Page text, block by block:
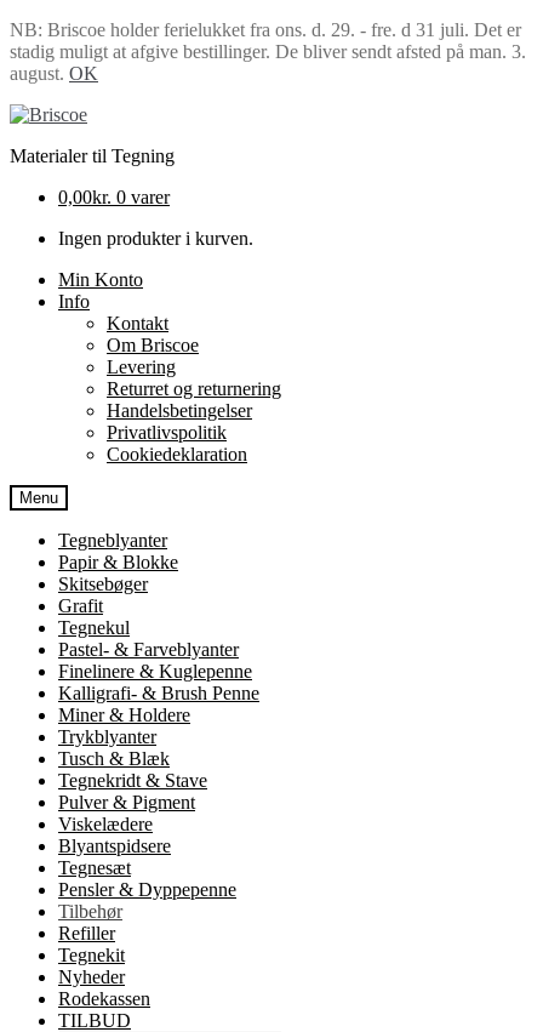
NB: Briscoe holder ferielukket fra ons. d. 29. - fre. d 31 juli. Det er
stadig muligt at afgive bestillinger. De bliver sendt afsted på man. 3.
august. OK
Spring
navigation
Spring
indhold
Materialer til Tegning
0,00kr. 0 varer
Ingen produkter i kurven.
Min Konto
Info
Kontakt
Om Briscoe
Levering
Returret og returnering
Handels­betingelser
Privatlivspolitik
Cookiedeklaration
Menu
Tegneblyanter
Papir & Blokke
Skitsebøger
Grafit
Tegnekul
Pastel- & Farveblyanter
Finelinere & Kuglepenne
Kalligrafi- & Brush Penne
Miner & Holdere
Trykblyanter
Tusch & Blæk
Tegnekridt & Stave
Pulver & Pigment
Viskelædere
Blyantspidsere
Tegnesæt
Pensler & Dyppepenne
Tilbehør
Refiller
Tegnekit
Nyheder
Rodekassen
TILBUD